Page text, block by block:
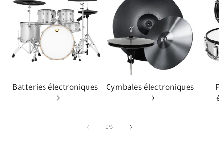
Batteries électroniques Cymbales électroniques
1/de
5